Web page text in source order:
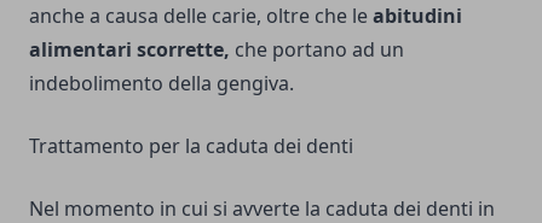
anche a causa delle carie, oltre che leabitudini
alimentari scorrette, che portano ad un
indebolimento della gengiva.
Trattamento per la caduta dei denti
Nel momento in cui si avverte la caduta dei denti in